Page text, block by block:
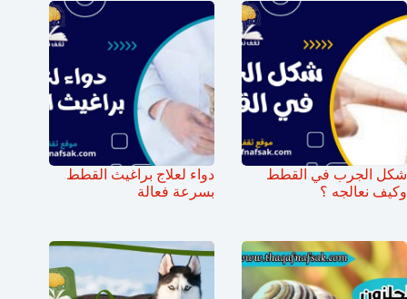
شكل الجرب في القطط
وكيف نعالجه ؟
دواء لعلاج براغيث القطط
بسرعة فعالة